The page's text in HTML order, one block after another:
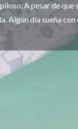
A pesar de que
Algún día sueña